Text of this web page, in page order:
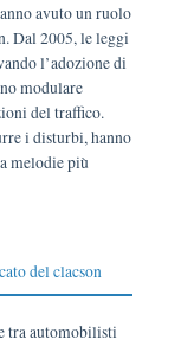
avuto un ruolo
Dal 2005, le leggi
l’adozione di
modulare
del traffico.
i disturbi, hanno
melodie più
del clacson
tra automobilisti